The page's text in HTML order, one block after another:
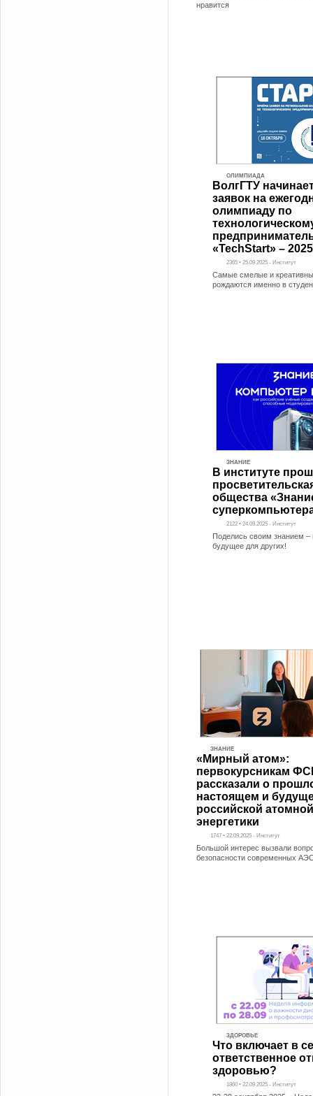
нравится
ОЛИМПИАДА
ВолгГТУ
заявок на
олимпиаду по
«TechStart» –
2365 • 25.09.2025 - Институт
Самые смелые и
рождаются именно в
ЗНАНИЕ
В институте
общества
2122 • 24.09.2025 - Институт
Поделись своим знанием –
будущее для других!
ЗНАНИЕ
«Мирный атом»:
первокурсникам
рассказали о
настоящем и
российской атомной
энергетики
1747 • 22.09.2025 - Институт
Большой интерес вызвали
безопасности современных
ЗДОРОВЬЕ
Что включает в
ответственное
здоровью?
1860 • 22.09.2025 - Институт